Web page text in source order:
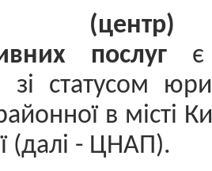
послуг
зі статусом
в місті
(далі - ЦНАП).